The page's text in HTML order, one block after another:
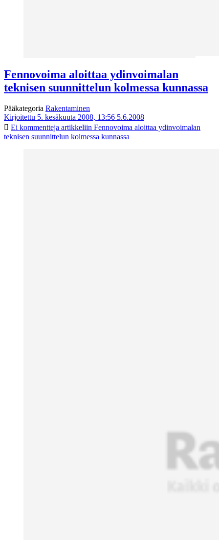
Fennovoima aloittaa ydinvoimalan
teknisen suunnittelun kolmessa kunnassa
Pääkategoria Rakentaminen
Kirjoitettu 5. kesäkuuta 2008, 13:56 5.6.2008
Ei kommentteja artikkeliin Fennovoima aloittaa ydinvoimalan
teknisen suunnittelun kolmessa kunnassa